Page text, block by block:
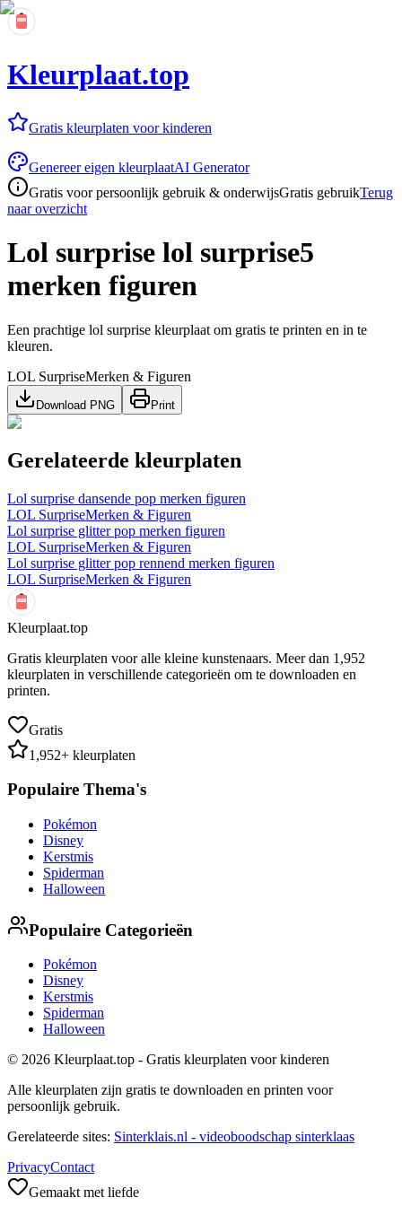
Kleurplaat.top
Gratis kleurplaten voor kinderen
Genereer eigen kleurplaatAI Generator
Gratis voor persoonlijk gebruik & onderwijsGratis gebruikTerug
naar overzicht
Lol surprise lol surprise5
merken figuren
Een prachtige lol surprise kleurplaat om gratis te printen en in te
kleuren.
LOL SurpriseMerken & Figuren
Download PNG Print
Gerelateerde kleurplaten
Lol surprise dansende pop merken figuren
LOL SurpriseMerken & Figuren
Lol surprise glitter pop merken figuren
LOL SurpriseMerken & Figuren
Lol surprise glitter pop rennend merken figuren
LOL SurpriseMerken & Figuren
Kleurplaat.top
Gratis kleurplaten voor alle kleine kunstenaars. Meer dan 1,952
kleurplaten in verschillende categorieën om te downloaden en
printen.
Gratis
1,952+ kleurplaten
Populaire Thema's
Pokémon
Disney
Kerstmis
Spiderman
Halloween
Populaire Categorieën
Pokémon
Disney
Kerstmis
Spiderman
Halloween
© 2026 Kleurplaat.top - Gratis kleurplaten voor kinderen
Alle kleurplaten zijn gratis te downloaden en printen voor
persoonlijk gebruik.
Gerelateerde sites: Sinterklais.nl - videoboodschap sinterklaas
PrivacyContact
Gemaakt met liefde